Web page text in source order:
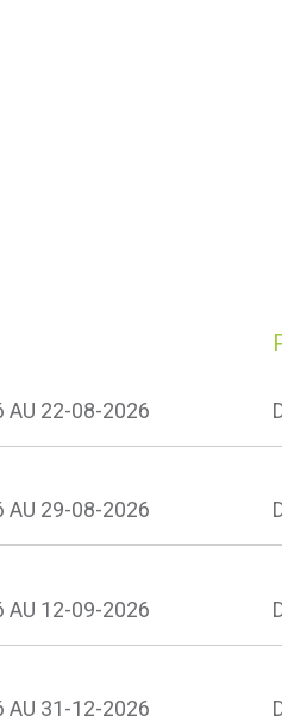
AU 22-08-2026
AU 29-08-2026
AU 12-09-2026
AU 31-12-2026